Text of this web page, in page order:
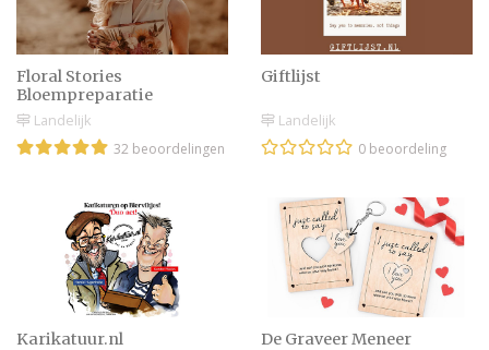
Floral Stories
Bloempreparatie
Landelijk
32 beoordelingen
Giftlijst
Landelijk
0 beoordeling
Karikatuur.nl De Graveer Meneer